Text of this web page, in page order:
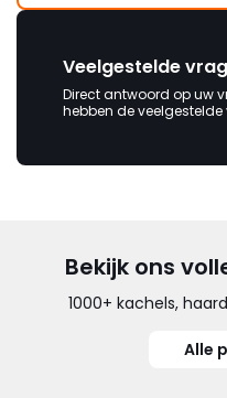
Veelgestelde
Direct antwoord op uw
hebben de
Bekijk ons
1000+ kachels,
Alle